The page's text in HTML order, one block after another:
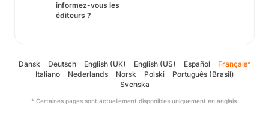
informez-vous les
éditeurs ?
Dansk Deutsch English (UK) English (US) Español Français*
Italiano Nederlands Norsk Polski
Português (Brasil)
Svenska
* Certaines pages sont actuellement disponibles uniquement en anglais.